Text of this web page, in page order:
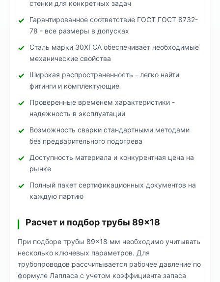
стенки для конкретных задач
Гарантированное соответствие ГОСТ ГОСТ 8732-
78 - все размеры в допусках
Сталь марки 30ХГСА обеспечивает необходимые
механические свойства
Широкая распространенность - легко найти
фитинги и комплектующие
Проверенные временем характеристики -
надежность в эксплуатации
Возможность сварки стандартными методами
без предварительного подогрева
Доступность материала и конкурентная цена на
рынке
Полный пакет сертификационных документов на
каждую партию
Расчет и подбор трубы 89×18
При подборе трубы 89×18 мм необходимо учитывать
несколько ключевых параметров. Для
трубопроводов рассчитывается рабочее давление по
формуле Лапласа с учетом коэффициента запаса